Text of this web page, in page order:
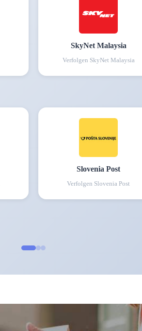
SkyNet Malaysia
Verfolgen SkyNet Malaysia
Slovenia Post
Verfolgen Slovenia Post